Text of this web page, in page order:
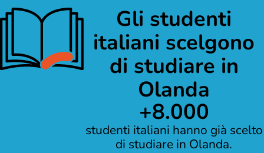
Gli studenti
italiani scelgono
di studiare in
Olanda
studenti italiani hanno già scelto
di studiare in Olanda.
+8.000